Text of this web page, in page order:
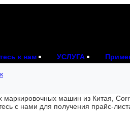
к нам УСЛУГА
машин из Китая,
с нами для получения прайс-